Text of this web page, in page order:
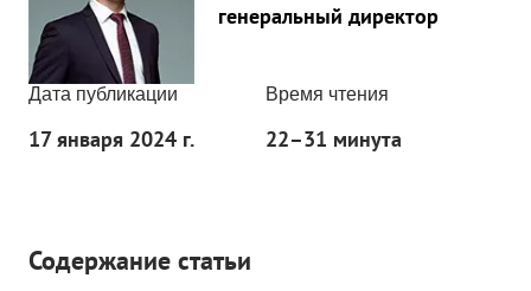
генеральный директор
Дата публикации
17 января 2024 г.
Время чтения
22–31 минута
Содержание статьи